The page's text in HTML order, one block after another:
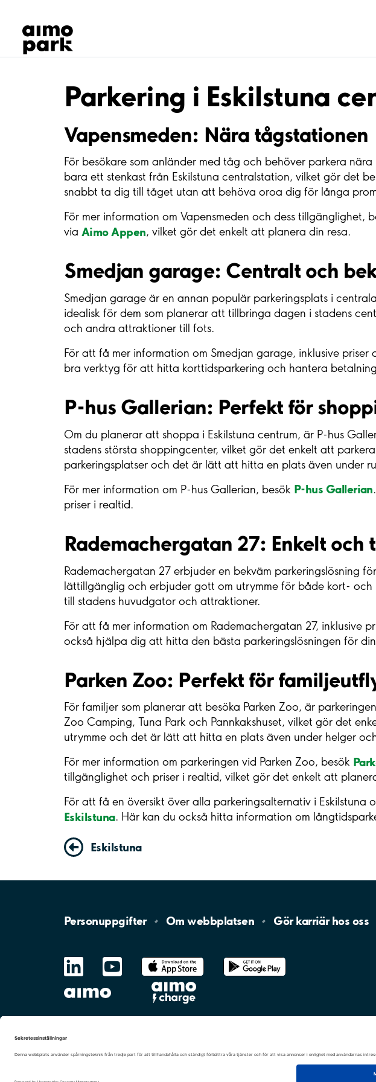
Hitta parkering
Samarbete
Kundservice
Om Aimo ParkParkering i Eskilstuna
Vapensmeden: Nära tågstationen
För besökare som anländer med tåg och behöver parkera
bara ett stenkast från Eskilstuna centralstation, vilket gör det
snabbt ta dig till tåget utan att behöva oroa dig för långa
För mer information om Vapensmeden och dess tillgänglighet,
via Aimo Appen, vilket gör det enkelt att planera din resa.
Smedjan garage: Centralt och
Smedjan garage är en annan populär parkeringsplats i
idealisk för dem som planerar att tillbringa dagen i stadens
och andra attraktioner till fots.
För att få mer information om Smedjan garage, inklusive
bra verktyg för att hitta korttidsparkering och hantera
P-hus Gallerian: Perfekt för
Om du planerar att shoppa i Eskilstuna centrum, är P-hus
stadens största shoppingcenter, vilket gör det enkelt att
parkeringsplatser och det är lätt att hitta en plats även under
För mer information om P-hus Gallerian, besök P-hus Gallerian
priser i realtid.
Rademachergatan 27: Enkelt
Rademachergatan 27 erbjuder en bekväm parkeringslösning
lättillgänglig och erbjuder gott om utrymme för både kort-
till stadens huvudgator och attraktioner.
För att få mer information om Rademachergatan 27, inklusive
också hjälpa dig att hitta den bästa parkeringslösningen för
Parken Zoo: Perfekt för
För familjer som planerar att besöka Parken Zoo, är
Zoo Camping, Tuna Park och Pannkakshuset, vilket gör det
utrymme och det är lätt att hitta en plats även under helger
För mer information om parkeringen vid Parken Zoo, besök
tillgänglighet och priser i realtid, vilket gör det enkelt att
För att få en översikt över alla parkeringsalternativ i
Eskilstuna. Här kan du också hitta information om
Eskilstuna
Personuppgifter Omwebbplatsen Gör karriär hos oss